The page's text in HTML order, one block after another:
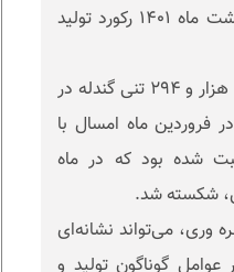
روزافزون، توانستند در اردیبهشت ماه ۱۴۰۱ رکورد تولید
فضیلتی با اشاره به تولید ۲۰۶ هزار و ۲۹۴ تنی گندله در
فروردین ماه امسال با
هزار و ۶۵۴ تن ثبت شده بود که در ماه
وری، می‌تواند نشانه‌ای
عوامل گوناگون تولید و